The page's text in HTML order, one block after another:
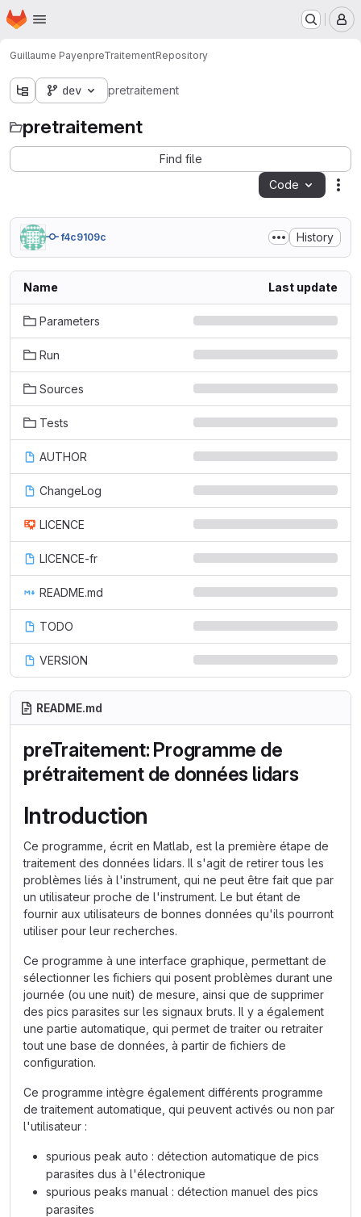
Skip to main content
Homepage
Guillaume PayenpreTraitementRepository
dev pretraitement
pretraitement
Find file
Code
f4c9109c History
Name Last update
Parameters
Run
Sources
Tests
AUTHOR
ChangeLog
LICENCE
LICENCE-fr
README.md
TODO
VERSION
README.md
preTraitement: Programme de
prétraitement de données lidars
Introduction
Ce programme, écrit en Matlab, est la première étape de
traitement des données lidars. Il s'agit de retirer tous les
problèmes liés à l'instrument, qui ne peut être fait que par
un utilisateur proche de l'instrument. Le but étant de
fournir aux utilisateurs de bonnes données qu'ils pourront
utiliser pour leur recherches.
Ce programme à une interface graphique, permettant de
sélectionner les fichiers qui posent problèmes durant une
journée (ou une nuit) de mesure, ainsi que de supprimer
des pics parasites sur les signaux bruts. Il y a également
une partie automatique, qui permet de traiter ou retraiter
tout une base de données, à partir de fichiers de
configuration.
Ce programme intègre également différents programme
de traitement automatique, qui peuvent activés ou non par
l'utilisateur :
spurious peak auto : détection automatique de pics
parasites dus à l'électronique
spurious peaks manual : détection manuel des pics
parasites